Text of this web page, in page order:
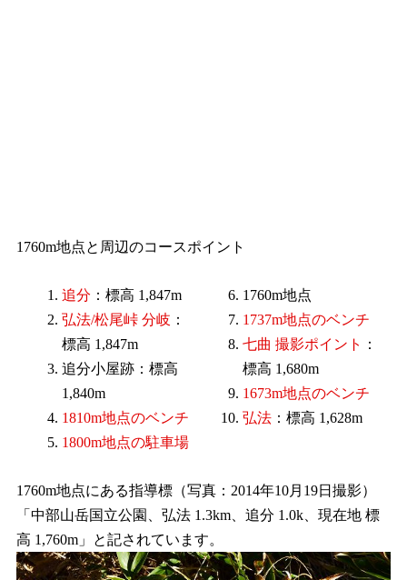
1760m地点と周辺のコースポイント
追分 ：標高 1,847m
弘法/松尾峠 分岐 ：
標高 1,847m
追分小屋跡：標高
1,840m
1810m地点のベンチ
1800m地点の駐車場
1760m地点
1737m地点のベンチ
七曲 撮影ポイント
：
標高 1,680m
1673m地点のベンチ
弘法 ：標高 1,628m
1760m地点にある指導標（写真：2014年10月19日撮影）
「中部山岳国立公園、弘法 1.3km、追分 1.0k、現在地 標
高 1,760m」と記されています。